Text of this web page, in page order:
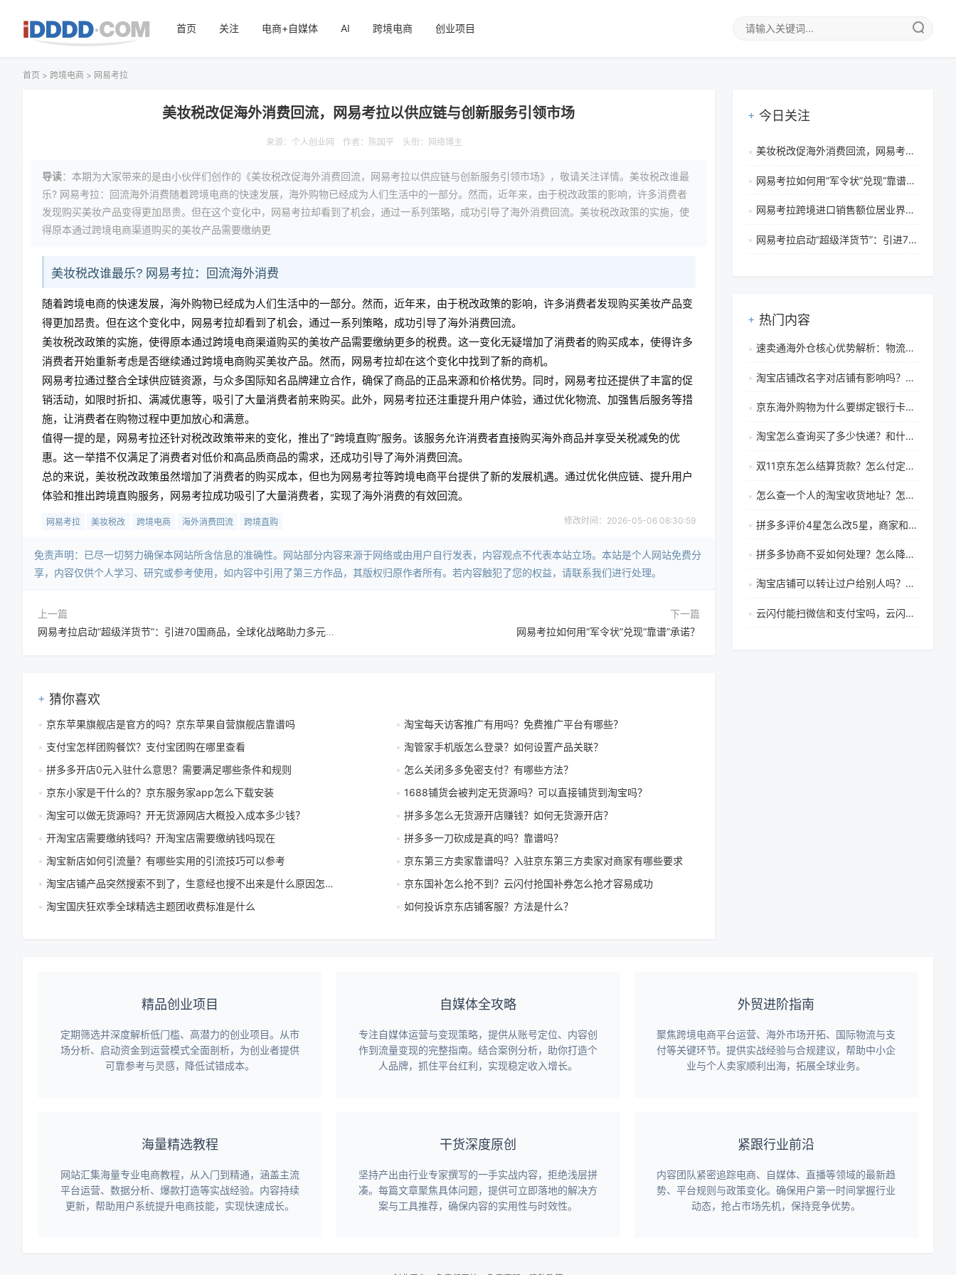
首页 关注 电商+自媒体 AI 跨境电商 创业项目
首页 > 跨境电商 > 网易考拉
美妆税改促海外消费回流，网易考拉以供应链与创新服务引领市场
来源： 个人创业网 作者：陈国平 头衔：网络博主
导读：本期为大家带来的是由小伙伴们创作的《美妆税改促海外消费回流，网易考拉以供应链与创新服务引领市场》，敬请关注详情。美妆税改谁最
乐? 网易考拉：回流海外消费随着跨境电商的快速发展，海外购物已经成为人们生活中的一部分。然而，近年来，由于税改政策的影响，许多消费者
发现购买美妆产品变得更加昂贵。但在这个变化中，网易考拉却看到了机会，通过一系列策略，成功引导了海外消费回流。美妆税改政策的实施，使
得原本通过跨境电商渠道购买的美妆产品需要缴纳更
美妆税改谁最乐? 网易考拉：回流海外消费
随着跨境电商的快速发展，海外购物已经成为人们生活中的一部分。然而，近年来，由于税改政策的影响，许多消费者发现购买美妆产品变
得更加昂贵。但在这个变化中，网易考拉却看到了机会，通过一系列策略，成功引导了海外消费回流。
美妆税改政策的实施，使得原本通过跨境电商渠道购买的美妆产品需要缴纳更多的税费。这一变化无疑增加了消费者的购买成本，使得许多
消费者开始重新考虑是否继续通过跨境电商购买美妆产品。然而，网易考拉却在这个变化中找到了新的商机。
网易考拉通过整合全球供应链资源，与众多国际知名品牌建立合作，确保了商品的正品来源和价格优势。同时，网易考拉还提供了丰富的促
销活动，如限时折扣、满减优惠等，吸引了大量消费者前来购买。此外，网易考拉还注重提升用户体验，通过优化物流、加强售后服务等措
施，让消费者在购物过程中更加放心和满意。
值得一提的是，网易考拉还针对税改政策带来的变化，推出了“跨境直购”服务。该服务允许消费者直接购买海外商品并享受关税减免的优
惠。这一举措不仅满足了消费者对低价和高品质商品的需求，还成功引导了海外消费回流。
总的来说，美妆税改政策虽然增加了消费者的购买成本，但也为网易考拉等跨境电商平台提供了新的发展机遇。通过优化供应链、提升用户
体验和推出跨境直购服务，网易考拉成功吸引了大量消费者，实现了海外消费的有效回流。
网易考拉 美妆税改 跨境电商 海外消费回流 跨境直购 修改时间：2026-05-06 08:30:59
免责声明：已尽一切努力确保本网站所含信息的准确性。网站部分内容来源于网络或由用户自行发表，内容观点不代表本站立场。本站是个人网站免费分
享，内容仅供个人学习、研究或参考使用，如内容中引用了第三方作品，其版权归原作者所有。若内容触犯了您的权益，请联系我们进行处理。
上一篇
网易考拉启动“超级洋货节”：引进70国商品，全球化战略助力多元化消费
下一篇
网易考拉如何用“军令状”兑现“靠谱”承诺？
猜你喜欢
京东苹果旗舰店是官方的吗？京东苹果自营旗舰店靠谱吗
淘宝每天访客推广有用吗？免费推广平台有哪些？
支付宝怎样团购餐饮？支付宝团购在哪里查看
淘管家手机版怎么登录？如何设置产品关联？
拼多多开店0元入驻什么意思？需要满足哪些条件和规则
怎么关闭多多免密支付？有哪些方法？
京东小家是干什么的？京东服务家app怎么下载安装
1688铺货会被判定无货源吗？可以直接铺货到淘宝吗？
淘宝可以做无货源吗？开无货源网店大概投入成本多少钱？
拼多多怎么无货源开店赚钱？如何无货源开店？
开淘宝店需要缴纳钱吗？开淘宝店需要缴纳钱吗现在
拼多多一刀砍成是真的吗？靠谱吗？
淘宝新店如何引流量？有哪些实用的引流技巧可以参考
京东第三方卖家靠谱吗？入驻京东第三方卖家对商家有哪些要求
淘宝店铺产品突然搜索不到了，生意经也搜不出来是什么原因怎么解决
京东国补怎么抢不到？云闪付抢国补券怎么抢才容易成功
淘宝国庆狂欢季全球精选主题团收费标准是什么
如何投诉京东店铺客服？方法是什么？
今日关注
美妆税改促海外消费回流，网易考拉以供应链与创新服务引领市场
网易考拉如何用“军令状”兑现“靠谱”承诺？
网易考拉跨境进口销售额位居业界第一，成功因素与未来展望深度解析
网易考拉启动“超级洋货节”：引进70国商品，全球化战略助力多元化消费
热门内容
速卖通海外仓核心优势解析：物流效率、成本控制与买家体验全面升级
淘宝店铺改名字对店铺有影响吗？怎么改名字？
京东海外购物为什么要绑定银行卡？京东海外购物绑定银行卡安全吗
淘宝怎么查询买了多少快递？和什么快递合作比较好？
双11京东怎么结算货款？怎么付定金？
怎么查一个人的淘宝收货地址？怎么查一个人的淘宝收货地址在哪里
拼多多评价4星怎么改5星，商家和买家该如何获得更多好评
拼多多协商不妥如何处理？怎么降低纠纷？
淘宝店铺可以转让过户给别人吗？淘宝店铺转让流程和注意事项有哪些
云闪付能扫微信和支付宝吗，云闪付的使用方法是什么
精品创业项目
定期筛选并深度解析低门槛、高潜力的创业项目。从市
场分析、启动资金到运营模式全面剖析，为创业者提供
可靠参考与灵感，降低试错成本。
自媒体全攻略
专注自媒体运营与变现策略，提供从账号定位、内容创
作到流量变现的完整指南。结合案例分析，助你打造个
人品牌，抓住平台红利，实现稳定收入增长。
外贸进阶指南
聚焦跨境电商平台运营、海外市场开拓、国际物流与支
付等关键环节。提供实战经验与合规建议，帮助中小企
业与个人卖家顺利出海，拓展全球业务。
海量精选教程
网站汇集海量专业电商教程，从入门到精通，涵盖主流
平台运营、数据分析、爆款打造等实战经验。内容持续
更新，帮助用户系统提升电商技能，实现快速成长。
干货深度原创
坚持产出由行业专家撰写的一手实战内容，拒绝浅层拼
凑。每篇文章聚焦具体问题，提供可立即落地的解决方
案与工具推荐，确保内容的实用性与时效性。
紧跟行业前沿
内容团队紧密追踪电商、自媒体、直播等领域的最新趋
势、平台规则与政策变化。确保用户第一时间掌握行业
动态，抢占市场先机，保持竞争优势。